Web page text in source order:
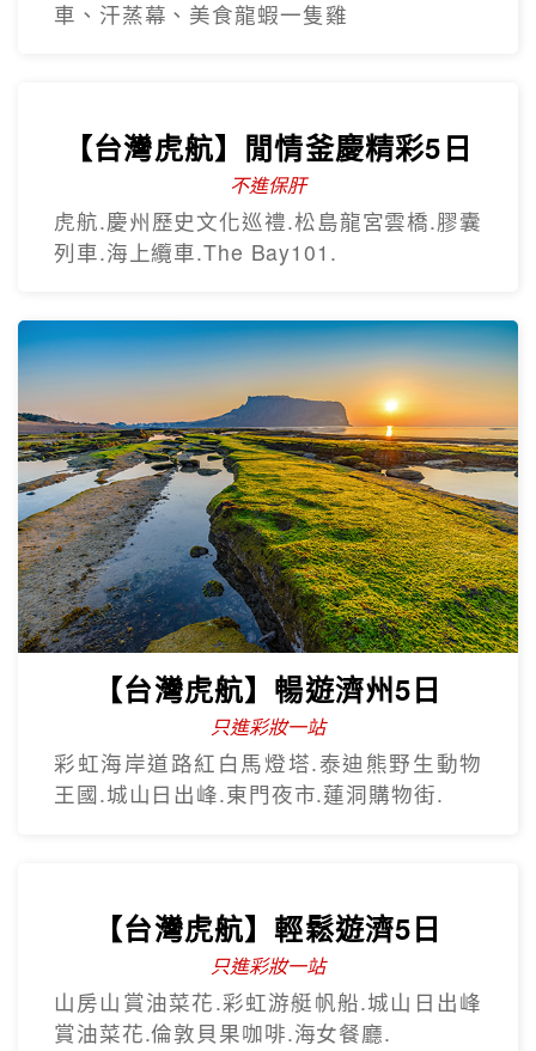
車、汗蒸幕、美食龍蝦一隻雞
【台灣虎航】閒情釜慶精彩5日
不進保肝
虎航.慶州歷史文化巡禮.松島龍宮雲橋.膠囊
列車.海上纜車.The Bay101.
【台灣虎航】暢遊濟州5日
只進彩妝一站
彩虹海岸道路紅白馬燈塔.泰迪熊野生動物
王國.城山日出峰.東門夜市.蓮洞購物街.
【台灣虎航】輕鬆遊濟5日
只進彩妝一站
山房山賞油菜花.彩虹游艇帆船.城山日出峰
賞油菜花.倫敦貝果咖啡.海女餐廳.